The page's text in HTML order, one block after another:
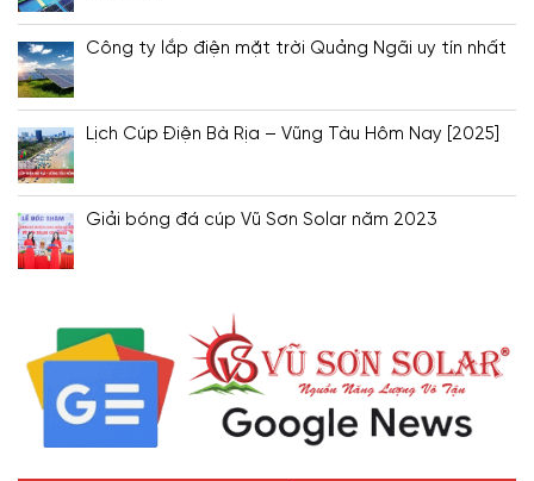
Công ty lắp điện mặt trời Quảng Ngãi uy tín nhất
Lịch Cúp Điện Bà Rịa – Vũng Tàu Hôm Nay [2025]
Giải bóng đá cúp Vũ Sơn Solar năm 2023